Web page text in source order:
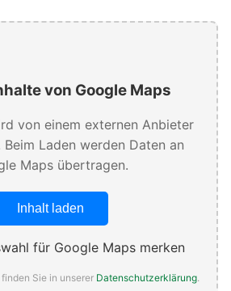
von Google Maps
von einem externen Anbieter
Laden werden Daten an
Maps übertragen.
Inhalt laden
für Google Maps merken
Sie in unserer Datenschutzerklärung.